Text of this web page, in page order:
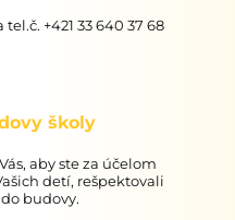
+421 33 640 37 68
školy
aby ste za účelom
detí, rešpektovali
budovy.